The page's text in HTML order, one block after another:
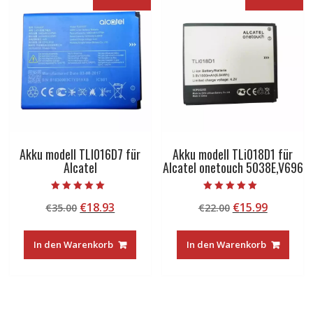
Akku modell TLI016D7 für
Alcatel
5.00
von 5
€35.00 Ursprünglicher
war:
€35.00
€18.93
ist:
€18.93.
In den Warenkorb
Akku modell TLi018D1 für
Alcatel onetouch 5038E,V696
5.00
von 5
€22.00 Ursprünglicher
war:
€22.00
€15.99
ist:
€15.99.
In den Warenkorb